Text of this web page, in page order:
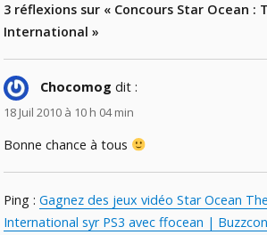
3 réflexions sur « Concours Star Ocean :
International »
Chocomog dit :
18 Juil 2010 à 10 h 04 min
Bonne chance à tous
Ping :Gagnez des jeux vidéo Star Ocean
International syr PS3 avec ffocean |